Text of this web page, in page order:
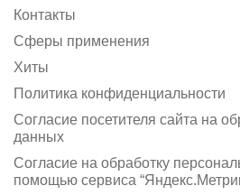
Контакты
Сферы применения
Хиты
Политика конфиденциальности
Согласие посетителя сайта на
данных
Согласие на обработку
помощью сервиса